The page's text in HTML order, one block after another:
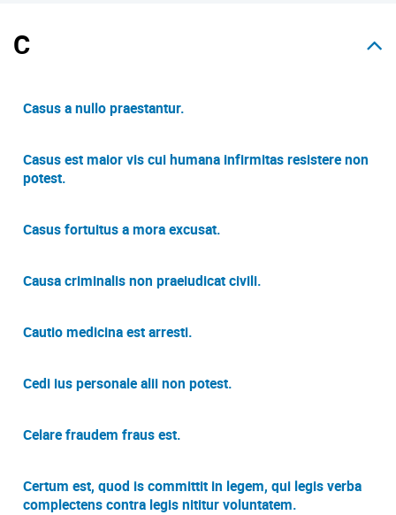
C
Casus a nullo praestantur.
Casus est maior vis cui humana infirmitas resistere non
potest.
Casus fortuitus a mora excusat.
Causa criminalis non praeiudicat civili.
Cautio medicina est arresti.
Cedi ius personale alii non potest.
Celare fraudem fraus est.
Certum est, quod is committit in legem, qui legis verba
complectens contra legis nititur voluntatem.